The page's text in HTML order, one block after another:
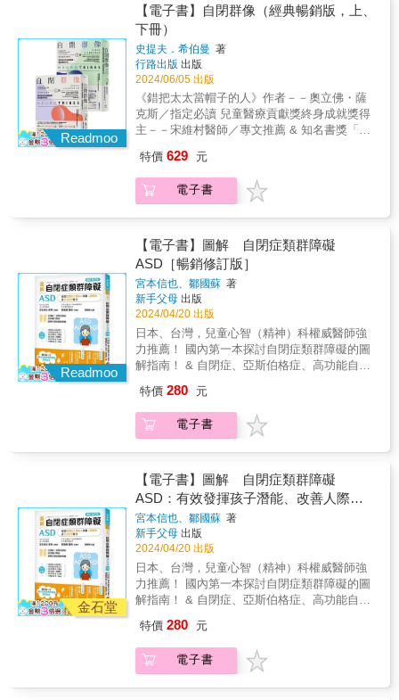
所有的自閉症狀加總，並不等於這個孩子。▎8
大成長挑戰 × 45個困境 × 301個實用策略 ▎●●
陪伴自閉兒，不是「把他變成別人期待的樣
子」，而是「理解他真正想表達什麼」。▍別
忽略了！那些行為背後的警訊：．總是轉圈、
來回走動→其實是孩子在用重複動作安撫自
己。．不停拍打耳朵或頭部→因為周圍聲音太
多，讓他難以忍受。．反覆說同一句話、發出
怪聲→不是搗亂，而是用這個方式排解焦
慮。．只穿特定衣服、吃特定食物→因為這樣
你，也不是故意為難你，他的每一次情緒崩
潰，都可能是在向你求救。這些舉動常讓大人
困惑，甚至忽略，而錯過了及時協助的機會。
從挫折，轉為理解與方法。●●本書結合王意中
臨床心理師多年來在早療、校園與臨床實務上
的經驗，針對自閉兒常見的8大挑戰：刻板、侷
限與重複行為；興趣與專注；語言與溝通；情
境調適；親師溝通與學習；班級經營與融合；
遊戲與人際關係；同理與接納，拋出45個教養
困境，並提供301個具體解方。幫助家長與老師
看懂自閉兒行為背後的訊號，陪孩子走過每段
錄】．父母和老師最關心的15個自閉兒教養
Q&A．泛自閉症的20個延伸協助指南★本書特
色：◎王意中心理師全面修訂與重新編排，推
出十年全新版。◎這本書適合誰？・家有自閉
兒或疑似有自閉兒的父母・第一線老師與特殊
教育工作者◎父母和老師最關心的自閉兒教養
Q&A：Q：自閉症會好嗎？A：雖然自閉症的症
狀並不會隨著年齡消失，但只要我們投入時間
與心力在孩子的需求上，就有機會看見他的進
步。Q：要怎麼跟自閉症的孩子相處？A：自閉
症的症狀並非孩子的全部。我們要先回到對他
的瞭解程度，無論是能力、行為、情緒或人
際。試著考量孩子的特質與需求，量身打造與
他互動的方式。Q：我的孩子有自閉症，我要怎
麼評估不同的治療方法？A：自閉症的療育方式
很多元，沒有哪一種治療適合所有孩子。治療
選擇應該視改善的目標和內容決定。提醒你，
避免盲目跟風，讓孩子在各醫院或療育機構間
Readmoo
【電子書】自閉群像（經典暢銷版，上、
下冊）
史提夫．希伯曼 著
行路出版 出版
2024/06/05 出版
《錯把太太當帽子的人》作者－－奧立佛・薩
克斯／指定必讀 兒童醫療貢獻獎終身成就獎得
主－－宋維村醫師／專文推薦 & 知名書獎「山
年得獎作品， 本書亦是該獎項創立以來，首部
獲獎的科普著作， 更被《紐約時報》譽為與
《背離親緣》同為謳歌神經多樣性的經典著
年，世界各地有越來越多的人，經診斷有「泛
自閉症症候群」（ASD），根據美國官方統
計，如今大約每44人就有1人落在自閉症光譜
中。 & 史提夫・希伯曼為美國知名科技記者，
與矽谷人士往來密切，他在2000年因為約訪高
科技領域赫赫有名的人士，感覺到自閉症者似
乎不像一般認為的那麼少見，他在調查後發
現，自閉症「流行起來」是舉世皆然，只是原
因並非盛傳的疫苗等等，而是診斷標準的改變
&mdash;&mdash;里歐・肯納所定的標準，已
的標準出了什麼問題？此前幾十年，肯納的標
準又造成什麼影響？於是，他投入十餘年詳盡
調查，爬梳肯納和亞斯伯格發現自閉症的歷
另一人主導那麼久。他更深入不為人知的精神
醫學，乃至神經科學發展史，挖掘出諸多驚人
內幕和例子。 & 自閉兒是怎麼被「發現」的？
而這道自閉症光譜，又是如何被拼湊起來的？
& 一般普遍視里歐・肯納為最早發現自閉症的
人，他對自閉症的界定也因而影響全球數十
年，像是：（１）自閉症極為罕見，一萬人中
僅個位數；（２）唯有孩童會有此症，青少年
來順應學界趨勢所提的（３）自閉症雖與先天
逼得發病的原因之一。 & 此後整整數十年，自
閉兒的父母聽聞專家有新解釋或新療法，總竭
盡所能地帶孩子一個試過一個，疑惑、自責的
特價 629 元
電子書
Readmoo
【電子書】圖解 自閉症類群障礙
ASD［暢銷修訂版］
宮本信也、鄒國蘇 著
新手父母 出版
2024/04/20 出版
日本、台灣，兒童心智（精神）科權威醫師強
力推薦！ 國內第一本探討自閉症類群障礙的圖
解指南！ & 自閉症、亞斯伯格症、高功能自閉
有驚人的記憶力 ．具有高度的專注力 ．無法理
解他人情緒 ．難以維持人際關係 ．無法同時做
２件事 ．反覆執著單一事物 & 這些都是自閉症
孩子發揮天賦、提升溝通及適應力， 進而讓孩
子增加自信心，快樂地學習和成長！ & 在多重
情境中持續有社交溝通或人際互動問題、侷限
重複的行為興趣及感官知覺問題是自閉症類群
障礙症（Autism spectrum disorder ，ASD）
孩子的共同特質！根據統計，大約每100人中會
有１人有這樣的特質，這些特質可說是與生俱
來且具持續性，嚴重者則可能導致社會生活上
的困擾！ 一本教養自閉症類群障礙（ASD）孩
子的最佳入門書！ & 本書章節重點 第一章&&&
生俱來，與家長的教育方式無關。父母的特質
可能會遺傳給孩子，有些人可能到成年後都未
察覺有自閉症類群障礙！ 第二章 自閉症類群
特價 280 元
電子書
金石堂
【電子書】圖解 自閉症類群障礙
ASD：有效發揮孩子潛能、改善人際關
係及生活自理能力
宮本信也、鄒國蘇 著
新手父母 出版
2024/04/20 出版
日本、台灣，兒童心智（精神）科權威醫師強
力推薦！ 國內第一本探討自閉症類群障礙的圖
解指南！ & 自閉症、亞斯伯格症、高功能自閉
有驚人的記憶力 ．具有高度的專注力 ．無法理
解他人情緒 ．難以維持人際關係 ．無法同時做
２件事 ．反覆執著單一事物 & 這些都是自閉症
特價 280 元
電子書